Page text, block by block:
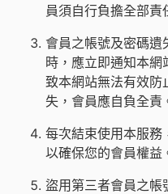
員須自行負擔全部責
會員之帳號及密碼遺
時，應立即通知本
致本網站無法有效防
失，會員應自負全責
每次結束使用本服務
以確保您的會員權益
盜用第三者會員之帳